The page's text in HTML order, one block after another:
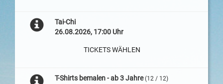
Tai-Chi
26.08.2026, 17:00 Uhr
TICKETS WÄHLEN
T-Shirts bemalen - ab 3 Jahre (12 / 12)